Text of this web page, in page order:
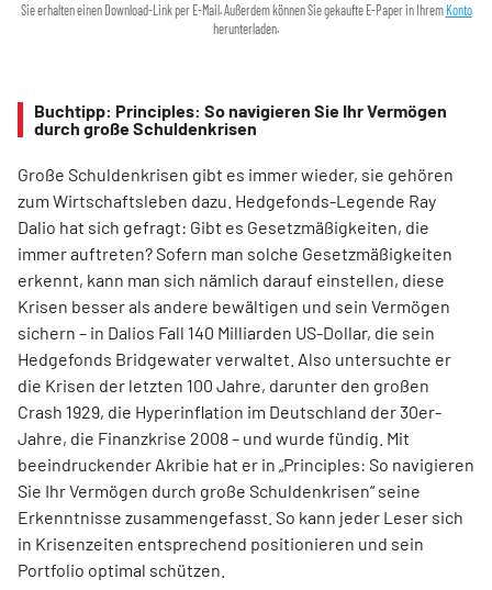
Sie erhalten einen Download-Link per E-Mail. Außerdem können Sie gekaufte E-Paper in IhremKonto
herunterladen.
Buchtipp: Principles: So navigieren Sie Ihr Vermögen
durch große Schuldenkrisen
Große Schuldenkrisen gibt es immer wieder, sie gehören
zum Wirtschaftsleben dazu. Hedgefonds-Legende Ray
Dalio hat sich gefragt: Gibt es Gesetzmäßigkeiten, die
immer auftreten? Sofern man solche Gesetzmäßigkeiten
erkennt, kann man sich nämlich darauf einstellen, diese
Krisen besser als andere bewältigen und sein Vermögen
sichern – in Dalios Fall 140 Milliarden US-Dollar, die sein
Hedgefonds Bridgewater verwaltet. Also untersuchte er
die Krisen der letzten 100 Jahre, darunter den großen
Crash 1929, die Hyperinflation im Deutschland der 30er-
Jahre, die Finanzkrise 2008 – und wurde fündig. Mit
beeindruckender Akribie hat er in „Principles: So navigieren
Sie Ihr Vermögen durch große Schuldenkrisen“ seine
Erkenntnisse zusammengefasst. So kann jeder Leser sich
in Krisenzeiten entsprechend positionieren und sein
Portfolio optimal schützen.